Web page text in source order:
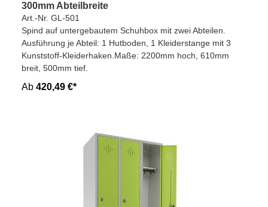
300mm Abteilbreite
Art.-Nr. GL-501
Spind auf untergebautem Schuhbox mit zwei Abteilen.
Ausführung je Abteil: 1 Hutboden, 1 Kleiderstange mit 3
Kunststoff-Kleiderhaken.Maße: 2200mm hoch, 610mm
breit, 500mm tief.
Ab 420,49 €*